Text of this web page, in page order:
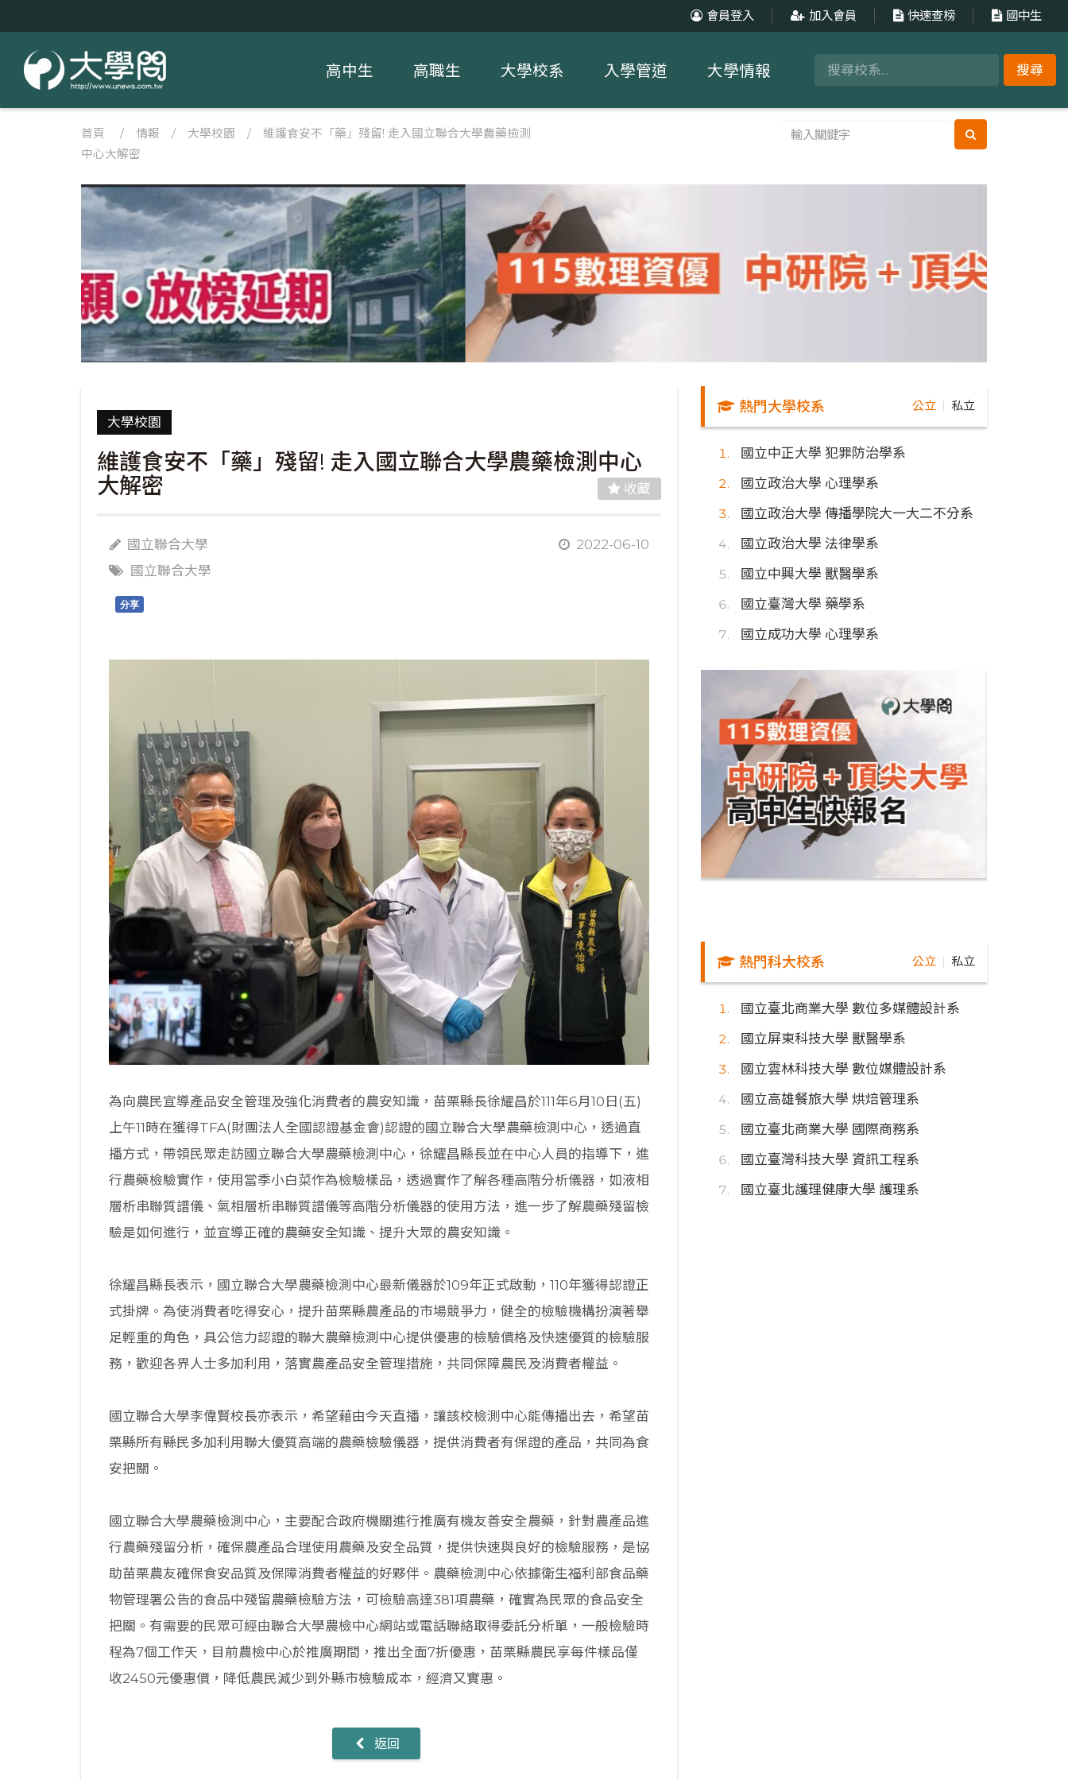
會員登入 加入會員 快速查榜 國中生
搜尋
高中生 高職生 大學校系 入學管道 大學情報
首頁 / 情報 / 大學校園 / 維護食安不「藥」殘留! 走入國立聯合大學農藥檢測
中心大解密
大學校園
維護食安不「藥」殘留! 走入國立聯合大學農藥檢測中心
大解密
收藏
國立聯合大學
2022-06-10
國立聯合大學
分享
為向農民宣導產品安全管理及強化消費者的農安知識，苗栗縣長徐耀昌於111年6月10日(五)
上午11時在獲得TFA(財團法人全國認證基金會)認證的國立聯合大學農藥檢測中心，透過直
播方式，帶領民眾走訪國立聯合大學農藥檢測中心，徐耀昌縣長並在中心人員的指導下，進
行農藥檢驗實作，使用當季小白菜作為檢驗樣品，透過實作了解各種高階分析儀器，如液相
層析串聯質譜儀、氣相層析串聯質譜儀等高階分析儀器的使用方法，進一步了解農藥殘留檢
驗是如何進行，並宣導正確的農藥安全知識、提升大眾的農安知識。
徐耀昌縣長表示，國立聯合大學農藥檢測中心最新儀器於109年正式啟動，110年獲得認證正
式掛牌。為使消費者吃得安心，提升苗栗縣農產品的市場競爭力，健全的檢驗機構扮演著舉
足輕重的角色，具公信力認證的聯大農藥檢測中心提供優惠的檢驗價格及快速優質的檢驗服
務，歡迎各界人士多加利用，落實農產品安全管理措施，共同保障農民及消費者權益。
國立聯合大學李偉賢校長亦表示，希望藉由今天直播，讓該校檢測中心能傳播出去，希望苗
栗縣所有縣民多加利用聯大優質高端的農藥檢驗儀器，提供消費者有保證的產品，共同為食
安把關。
國立聯合大學農藥檢測中心，主要配合政府機關進行推廣有機友善安全農藥，針對農產品進
行農藥殘留分析，確保農產品合理使用農藥及安全品質，提供快速與良好的檢驗服務，是協
助苗栗農友確保食安品質及保障消費者權益的好夥伴。農藥檢測中心依據衛生福利部食品藥
物管理署公告的食品中殘留農藥檢驗方法，可檢驗高達381項農藥，確實為民眾的食品安全
把關。有需要的民眾可經由聯合大學農檢中心網站或電話聯絡取得委託分析單，一般檢驗時
程為7個工作天，目前農檢中心於推廣期間，推出全面7折優惠，苗栗縣農民享每件樣品僅
收2450元優惠價，降低農民減少到外縣市檢驗成本，經濟又實惠。
返回
熱門大學校系 公立 私立
國立中正大學 犯罪防治學系
國立政治大學 心理學系
國立政治大學 傳播學院大一大二不分系
國立政治大學 法律學系
國立中興大學 獸醫學系
國立臺灣大學 藥學系
國立成功大學 心理學系
熱門科大校系 公立 私立
國立臺北商業大學 數位多媒體設計系
國立屏東科技大學 獸醫學系
國立雲林科技大學 數位媒體設計系
國立高雄餐旅大學 烘焙管理系
國立臺北商業大學 國際商務系
國立臺灣科技大學 資訊工程系
國立臺北護理健康大學 護理系